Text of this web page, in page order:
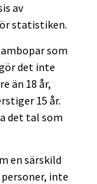
av
statistiken.
som
det inte
än 18 år,
15 år.
det tal som
en särskild
inte